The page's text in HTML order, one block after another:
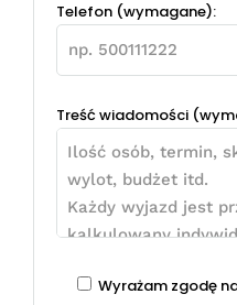
Telefon (wymagane):
Treść wiadomości
Wyrażam zgodę